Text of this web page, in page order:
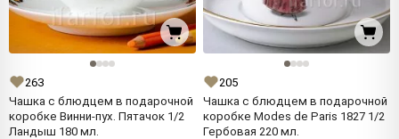
263
Чашка с блюдцем в подарочной
коробке Винни-пух. Пятачок 1/2
Ландыш 180 мл.
205
Чашка с блюдцем в подарочной
коробке Modes de Paris 1827 1/2
Гербовая 220 мл.